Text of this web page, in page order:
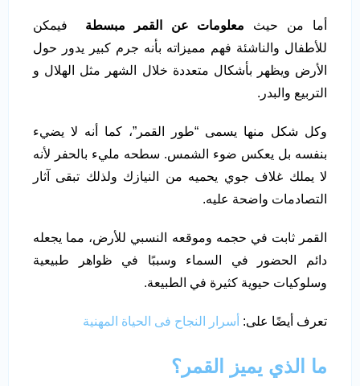
أما من حيث معلومات عن القمر مبسطة فيمكن
للأطفال والناشئة فهم مميزاته بأنه جرم كبير يدور حول
الأرض ويظهر بأشكال متعددة خلال الشهر مثل الهلال و
التربيع والبدر.
وكل شكل منها يسمى “طور القمر”، كما أنه لا يضيء
بنفسه بل يعكس ضوء الشمس. سطحه مليء بالحفر لأنه
لا يملك غلاف جوي يحميه من النيازك ولذلك تبقى آثار
التصادمات واضحة عليه.
القمر ثابت في حجمه وموقعه النسبي للأرض، مما يجعله
دائم الحضور في السماء وسببًا في ظواهر طبيعية
وسلوكيات حيوية كثيرة في الطبيعة.
تعرف أيضًا على: أسرار النجاح فى الحياة المهنية
ما الذي يميز القمر؟